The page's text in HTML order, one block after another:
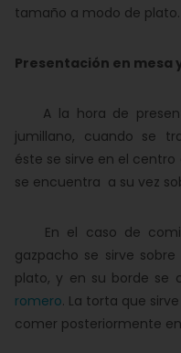
tamaño a modo de plato.
Presentación en mesa
A la hora de
jumillano, cuando se
éste se sirve en el
se encuentra a su vez
En el caso de
gazpacho se sirve
plato, y en su borde se
romero. La torta que
comer posteriormente